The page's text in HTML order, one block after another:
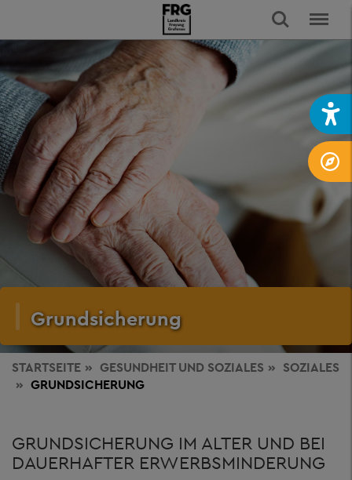
Grundsicherung
STARTSEITE GESUNDHEITUND SOZIALES
SOZIALES
GRUNDSICHERUNG
GRUNDSICHERUNG IM ALTER UND BEI
DAUERHAFTER ERWERBSMINDERUNG